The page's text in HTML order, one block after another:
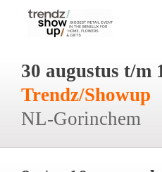
30 augustus t/m
Trendz/Showup
NL-Gorinchem